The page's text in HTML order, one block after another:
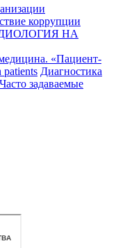
коррупции
НА
«Пациент-
Диагностика
Часто задаваемые